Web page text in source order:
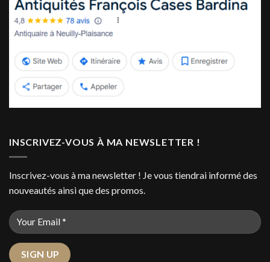
INSCRIVEZ-VOUS À MA NEWSLETTER !
Inscrivez-vous à ma newsletter ! Je vous tiendrai informé des
nouveautés ainsi que des promos.